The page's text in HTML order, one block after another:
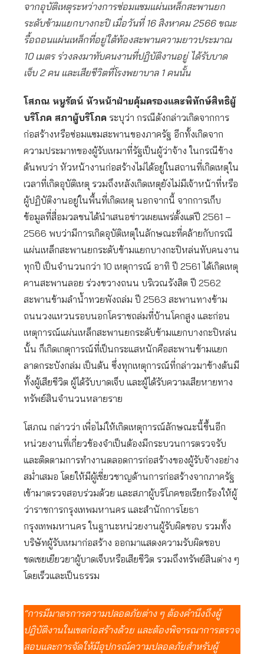
จากอุบัติเหตุระหว่างการซ่อมแซมแผ่นเหล็กสะพานยก
ระดับข้ามแยกบางกะปิ เมื่อวันที่ 16 สิงหาคม 2566 ขณะ
รื้อถอนแผ่นเหล็กที่อยู่ใต้ท้องสะพานความยาวประมาณ
10 เมตร ร่วงลงมาทับคนงานที่ปฏิบัติงานอยู่ ได้รับบาด
เจ็บ 2 คน และเสียชีวิตที่โรงพยาบาล 1 คนนั้น
โสภณ หนูรัตน์ หัวหน้าฝ่ายคุ้มครองและพิทักษ์สิทธิผู้
บริโภค สภาผู้บริโภค ระบุว่า กรณีดังกล่าวเกิดจากการ
ก่อสร้างหรือซ่อมแซมสะพานของภาครัฐ อีกทั้งเกิดจาก
ความประมาทของผู้รับเหมาที่รัฐเป็นผู้ว่าจ้าง ในกรณีข้าง
ต้นพบว่า หัวหน้างานก่อสร้างไม่ได้อยู่ในสถานที่เกิดเหตุใน
เวลาที่เกิดอุบัติเหตุ รวมถึงหลังเกิดเหตุยังไม่มีเจ้าหน้าที่หรือ
ผู้ปฏิบัติงานอยู่ในพื้นที่เกิดเหตุ นอกจากนี้ จากการเก็บ
ข้อมูลที่สื่อมวลชนได้นำเสนอข่าวเผยแพร่ตั้งแต่ปี 2561 –
2566 พบว่ามีการเกิดอุบัติเหตุในลักษณะที่คล้ายกับกรณี
แผ่นเหล็กสะพานยกระดับข้ามแยกบางกะปิหล่นทับคนงาน
ทุกปี เป็นจำนวนกว่า 10 เหตุการณ์ อาทิ ปี 2561 ได้เกิดเหตุ
คานสะพานลอย ร่วงขวางถนน บริเวณรังสิต ปี 2562
สะพานข้ามลำน้ำทวยพังถล่ม ปี 2563 สะพานทางข้าม
ถนนวงแหวนรอบนอกโคราชถล่มที่บ้านโคกสูง และก่อน
เหตุการณ์แผ่นเหล็กสะพานยกระดับข้ามแยกบางกะปิหล่น
นั้น ก็เกิดเกตุการณ์ที่เป็นกระแสหนักคือสะพานข้ามแยก
ลาดกระบังกล่ม เป็นต้น ซึ่งทุกเหตุการณ์ที่กล่าวมาข้างต้นมี
ทั้งผู้เสียชีวิต ผู้ได้รับบาดเจ็บ และผู้ได้รับความเสียหายทาง
ทรัพย์สินจำนวนหลายราย
โสภณ กล่าวว่า เพื่อไม่ให้เกิดเหตุการณ์ลักษณะนี้ขึ้นอีก
หน่วยงานที่เกี่ยวข้องจำเป็นต้องมีกระบวนการตรวจรับ
และติดตามการทำงานตลอดการก่อสร้างของผู้รับจ้างอย่าง
สม่ำเสมอ โดยให้มีผู้เชี่ยวชาญด้านการก่อสร้างจากภาครัฐ
เข้ามาตรวจสอบร่วมด้วย และสภาผู้บริโภคขอเรียกร้องให้ผู้
ว่าราชการกรุงเทพมหานคร และสำนักการโยธา
กรุงเทพมหานคร ในฐานะหน่วยงานผู้รับผิดชอบ รวมทั้ง
บริษัทผู้รับเหมาก่อสร้าง ออกมาแสดงความรับผิดชอบ
ชดเชยเยียวยาผู้บาดเจ็บหรือเสียชีวิต รวมถึงทรัพย์สินต่าง ๆ
โดยเร็วและเป็นธรรม
“การมีมาตรการความปลอดภัยต่าง ๆ ต้องคำนึงถึงผู้
ปฏิบัติงานในเขตก่อสร้างด้วย และต้องพิจารณาการตรวจ
สอบและการจัดให้มีอุปกรณ์ความปลอดภัยสำหรับผู้